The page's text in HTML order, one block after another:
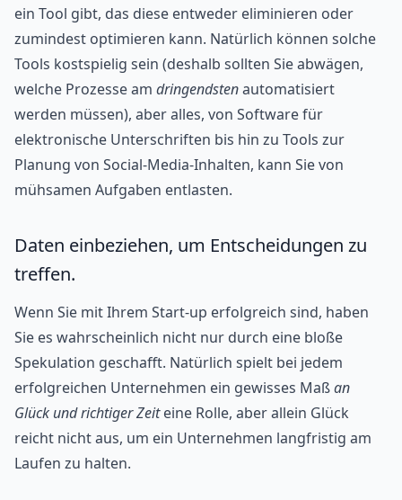
ein Tool gibt, das diese entweder eliminieren oder
zumindest optimieren kann. Natürlich können solche
Tools kostspielig sein (deshalb sollten Sie abwägen,
welche Prozesse am dringendstenautomatisiert
werden müssen), aber alles, von Software für
elektronische Unterschriften bis hin zu Tools zur
Planung von Social-Media-Inhalten, kann Sie von
mühsamen Aufgaben entlasten.
Daten einbeziehen, um Entscheidungen zu
treffen.
Wenn Sie mit Ihrem Start-up erfolgreich sind, haben
Sie es wahrscheinlich nicht nur durch eine bloße
Spekulation geschafft. Natürlich spielt bei jedem
erfolgreichen Unternehmen ein gewisses Maßan
Glück und richtiger Zeiteine Rolle, aber allein Glück
reicht nicht aus, um ein Unternehmen langfristig am
Laufen zu halten.